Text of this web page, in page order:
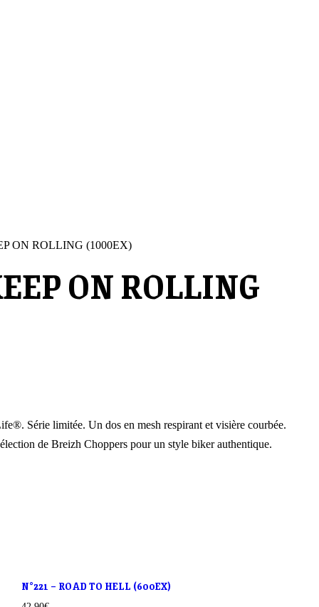
ON ROLLING (1000EX)
ON ROLLING
Série limitée. Un dos en mesh respirant et visière courbée.
de Breizh Choppers pour un style biker authentique.
N°221 – ROAD TO HELL (600EX)